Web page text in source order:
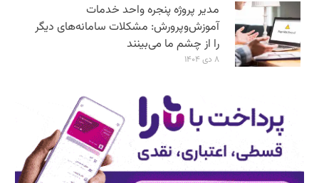
مدیر پروژه پنجره واحد خدمات
آموزش‌و‌پرورش: مشکلات سامانه‌های دیگر
را از چشم ما می‌بینند
۸ دی ۱۴۰۴